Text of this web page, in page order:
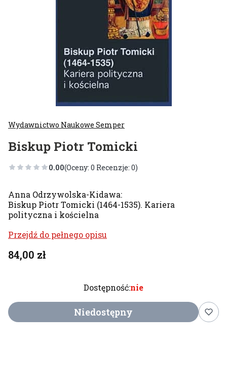
Wydawnictwo Naukowe Semper
Biskup Piotr Tomicki
0.00(Oceny: 0 Recenzje: 0)
Anna Odrzywolska-Kidawa:
Biskup Piotr Tomicki (1464-1535). Kariera
polityczna i kościelna
Przejdź do pełnego opisu
Cena
84,00 zł
Dostępność:nie
Niedostępny